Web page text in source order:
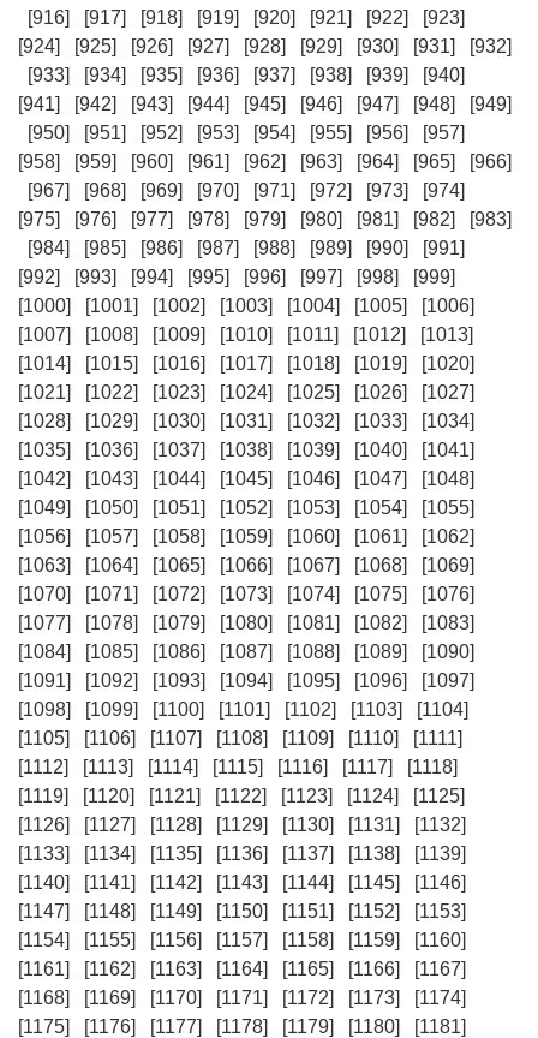
[916] [917] [918] [919] [920] [921] [922]
[923]
[924]
[925] [926] [927] [928] [929] [930] [931]
[932]
[933]
[934] [935] [936] [937] [938] [939]
[940]
[941]
[942] [943] [944] [945] [946] [947] [948]
[949]
[950]
[951] [952] [953] [954] [955] [956]
[957]
[958]
[959] [960] [961] [962] [963] [964] [965]
[966]
[967]
[968] [969] [970] [971] [972] [973]
[974]
[975]
[976] [977] [978] [979] [980] [981] [982]
[983]
[984]
[985] [986] [987] [988] [989] [990]
[991]
[992]
[993] [994] [995] [996] [997] [998]
[999]
[1000]
[1001] [1002] [1003] [1004] [1005]
[1006]
[1007]
[1008] [1009] [1010] [1011] [1012]
[1013]
[1014]
[1015] [1016] [1017] [1018] [1019]
[1020]
[1021]
[1022] [1023] [1024] [1025] [1026]
[1027]
[1028]
[1029] [1030] [1031] [1032] [1033]
[1034]
[1035]
[1036] [1037] [1038] [1039] [1040]
[1041]
[1042]
[1043] [1044] [1045] [1046] [1047]
[1048]
[1049]
[1050] [1051] [1052] [1053] [1054]
[1055]
[1056]
[1057] [1058] [1059] [1060] [1061]
[1062]
[1063]
[1064] [1065] [1066] [1067] [1068]
[1069]
[1070]
[1071] [1072] [1073] [1074] [1075]
[1076]
[1077]
[1078] [1079] [1080] [1081] [1082]
[1083]
[1084]
[1085] [1086] [1087] [1088] [1089]
[1090]
[1091]
[1092] [1093] [1094] [1095] [1096]
[1097]
[1098]
[1099] [1100] [1101] [1102] [1103]
[1104]
[1105]
[1106] [1107] [1108] [1109] [1110]
[1111]
[1112]
[1113] [1114] [1115] [1116] [1117]
[1118]
[1119]
[1120] [1121] [1122] [1123] [1124]
[1125]
[1126]
[1127] [1128] [1129] [1130] [1131]
[1132]
[1133]
[1134] [1135] [1136] [1137] [1138]
[1139]
[1140]
[1141] [1142] [1143] [1144] [1145]
[1146]
[1147]
[1148] [1149] [1150] [1151] [1152]
[1153]
[1154]
[1155] [1156] [1157] [1158] [1159]
[1160]
[1161]
[1162] [1163] [1164] [1165] [1166]
[1167]
[1168]
[1169] [1170] [1171] [1172] [1173]
[1174]
[1175]
[1176] [1177] [1178] [1179] [1180]
[1181]